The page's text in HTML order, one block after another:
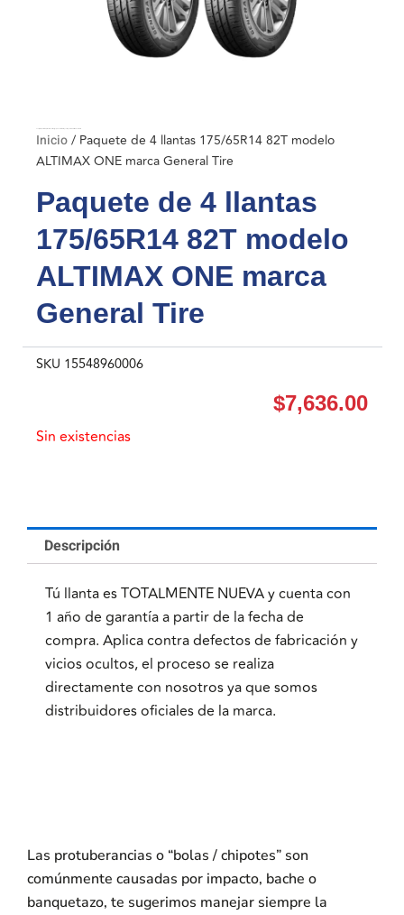
Inicio/ Paquete de 4 llantas 175/65R14 82T modelo
ALTIMAX ONE marca General Tire
Paquete de 4 llantas
175/65R14 82T modelo
ALTIMAX ONE marca
General Tire
SKU 15548960006
$7,636.00
Sin existencias
Descripción
Tú llanta es TOTALMENTE NUEVA y cuenta con
1 año de garantía a partir de la fecha de
compra. Aplica contra defectos de fabricación y
vicios ocultos, el proceso se realiza
directamente con nosotros ya que somos
distribuidores oficiales de la marca.
Las protuberancias o “bolas / chipotes” son
comúnmente causadas por impacto, bache o
banquetazo, te sugerimos manejar siempre la